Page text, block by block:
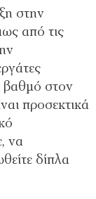
στην
από τις
βαθμό στον
προσεκτικά
να
δίπλα